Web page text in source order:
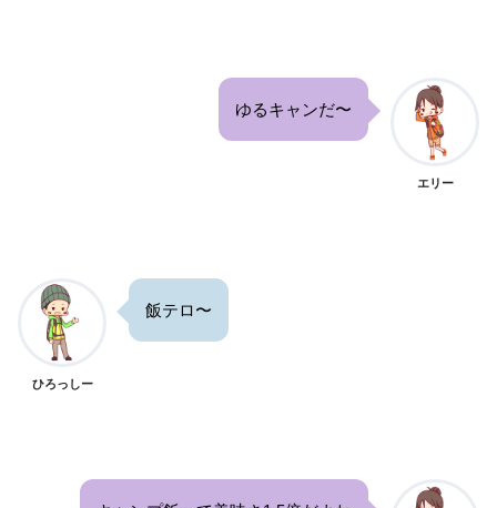
ゆるキャンだ〜
エリー
ひろっしー
飯テロ〜